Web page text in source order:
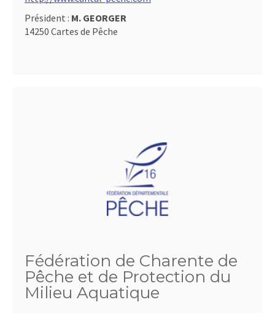
Président : M. GEORGER
14250 Cartes de Pêche
Fédération de Charente de
Pêche et de Protection du
Milieu Aquatique